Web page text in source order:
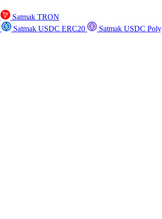
Satmak TRON
Satmak USDC ERC20
Satmak USDC